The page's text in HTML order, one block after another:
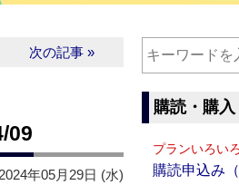
次の記事 »
09
2024年05月29日 (水)
購読・購
プランいろい
購読申込み